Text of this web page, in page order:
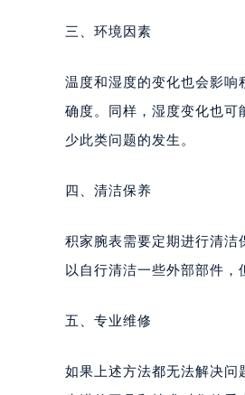
昆明市盘
石家庄市长
西安市碑林
内蒙古自治
甘肃省兰州
黑龙江省黑
三、环境因素
温度和湿度的变化也会影响
确度。同样，湿度变化也可
少此类问题的发生。
四、清洁保养
积家腕表需要定期进行清洁
以自行清洁一些外部部件，
五、专业维修
如果上述方法都无法解决问